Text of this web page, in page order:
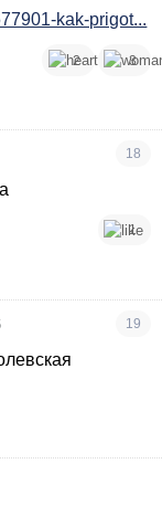
kak-prigot...
2 3
18
1
19